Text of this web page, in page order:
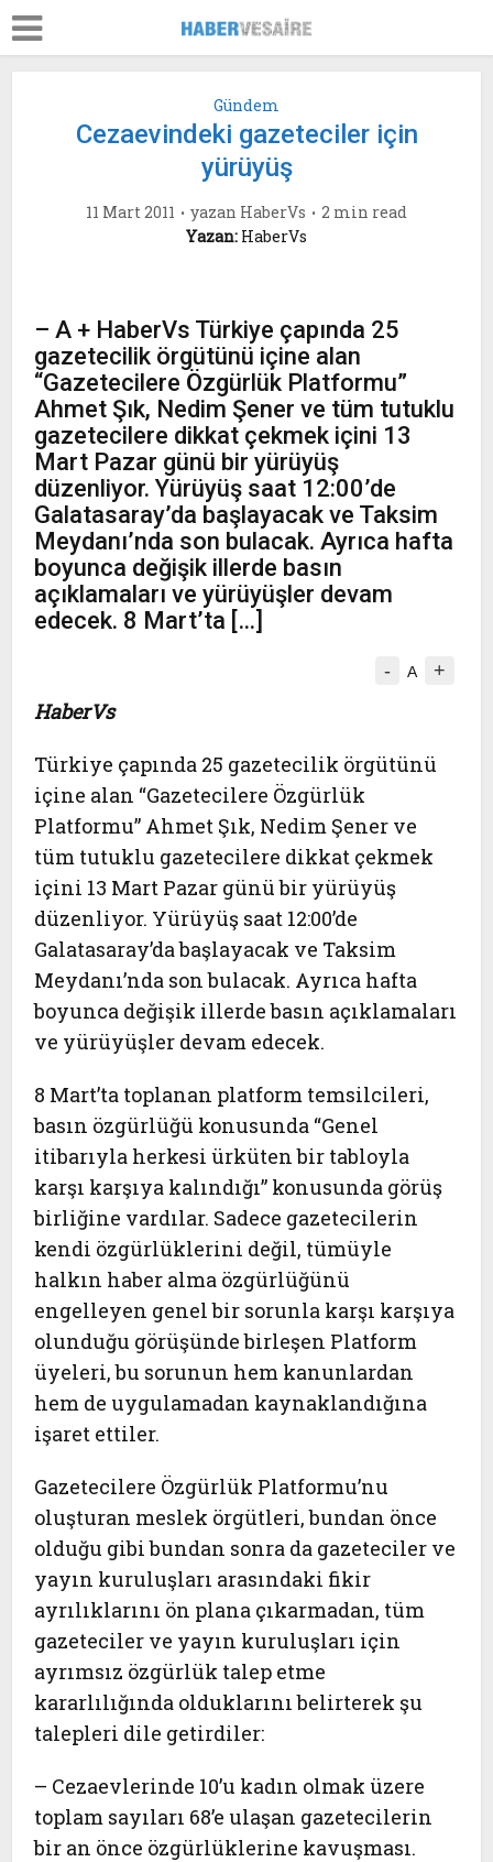
Gündem
Cezaevindeki gazeteciler için
yürüyüş
11 Mart 2011 yazan HaberVs
2 min read
Yazan: HaberVs
– A + HaberVs Türkiye çapında 25
gazetecilik örgütünü içine alan
“Gazetecilere Özgürlük Platformu”
Ahmet Şık, Nedim Şener ve tüm tutuklu
gazetecilere dikkat çekmek içini 13
Mart Pazar günü bir yürüyüş
düzenliyor. Yürüyüş saat 12:00’de
Galatasaray’da başlayacak ve Taksim
Meydanı’nda son bulacak. Ayrıca hafta
boyunca değişik illerde basın
açıklamaları ve yürüyüşler devam
edecek. 8 Mart’ta […]
- A +
HaberVs
Türkiye çapında 25 gazetecilik örgütünü
içine alan “Gazetecilere Özgürlük
Platformu” Ahmet Şık, Nedim Şener ve
tüm tutuklu gazetecilere dikkat çekmek
içini 13 Mart Pazar günü bir yürüyüş
düzenliyor. Yürüyüş saat 12:00’de
Galatasaray’da başlayacak ve Taksim
Meydanı’nda son bulacak. Ayrıca hafta
boyunca değişik illerde basın açıklamaları
ve yürüyüşler devam edecek.
8 Mart’ta toplanan platform temsilcileri,
basın özgürlüğü konusunda “Genel
itibarıyla herkesi ürküten bir tabloyla
karşı karşıya kalındığı” konusunda görüş
birliğine vardılar. Sadece gazetecilerin
kendi özgürlüklerini değil, tümüyle
halkın haber alma özgürlüğünü
engelleyen genel bir sorunla karşı karşıya
olunduğu görüşünde birleşen Platform
üyeleri, bu sorunun hem kanunlardan
hem de uygulamadan kaynaklandığına
işaret ettiler.
Gazetecilere Özgürlük Platformu’nu
oluşturan meslek örgütleri, bundan önce
olduğu gibi bundan sonra da gazeteciler ve
yayın kuruluşları arasındaki fikir
ayrılıklarını ön plana çıkarmadan, tüm
gazeteciler ve yayın kuruluşları için
ayrımsız özgürlük talep etme
kararlılığında olduklarını belirterek şu
talepleri dile getirdiler:
– Cezaevlerinde 10’u kadın olmak üzere
toplam sayıları 68’e ulaşan gazetecilerin
bir an önce özgürlüklerine kavuşması.